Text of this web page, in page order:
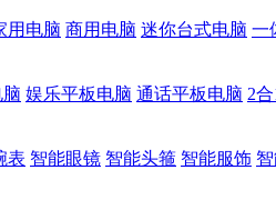
用电脑 商用电脑 迷你台式电脑 一
娱乐平板电脑 通话平板电脑 2
表 智能眼镜 智能头箍 智能服饰